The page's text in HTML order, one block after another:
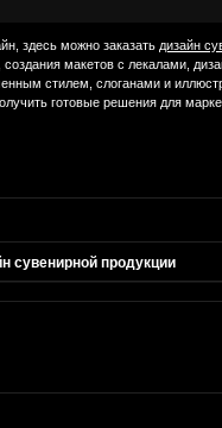
здесь можно заказатьдизайн
макетов с лекалами,
стилем, слоганами и
готовые решения для
сувенирной продукции